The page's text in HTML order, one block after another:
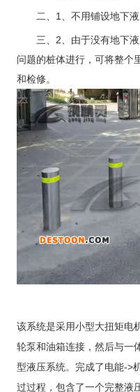
二、1、不用铺设地下
三、2、由于没有地下
问题的桩体进行，可将整个
和检修。
该系统是采用小型大扭矩电
轮泵和油箱连接，然后与一
型液压系统。完成了电能->
过过程，包含了一个完整液